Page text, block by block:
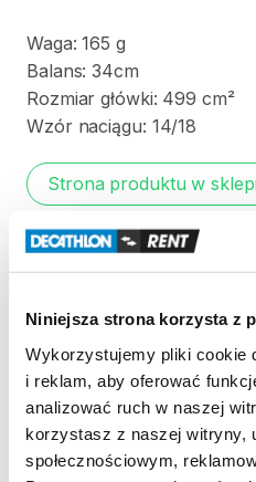
Niniejsza strona korzysta z
Wykorzystujemy pliki cookie
i reklam, aby oferować
analizować ruch w naszej
korzystasz z naszej witryny,
społecznościowym,
Waga: 165 g
Balans: 34cm
Rozmiar główki: 499 cm²
Wzór naciągu: 14​/​18
Strona produktu w
Zasady
REGULAMIN
Regulamin wypożyczalni
KAUCJA